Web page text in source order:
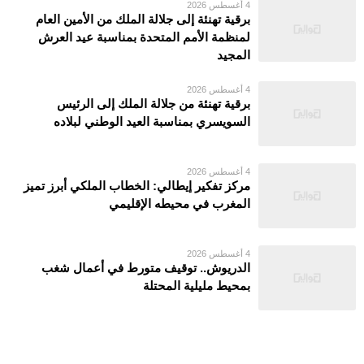
4 أغسطس 2026
برقية تهنئة إلى جلالة الملك من الأمين العام
لمنظمة الأمم المتحدة بمناسبة عيد العرش
المجيد
4 أغسطس 2026
برقية تهنئة من جلالة الملك إلى الرئيس
السويسري بمناسبة العيد الوطني لبلاده
4 أغسطس 2026
مركز تفكير إيطالي: الخطاب الملكي أبرز تميز
المغرب في محيطه الإقليمي
4 أغسطس 2026
الدريوش.. توقيف متورط في أعمال شغب
بمحيط مليلية المحتلة